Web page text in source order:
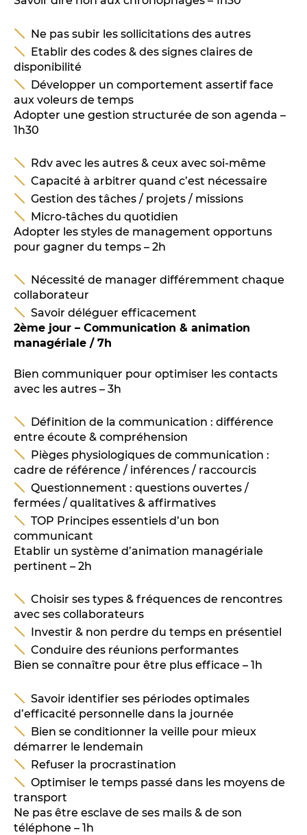
Ne pas subir les sollicitations des autres
Etablir des codes & des signes claires de
disponibilité
Développer un comportement assertif face
aux voleurs de temps
Adopter une gestion structurée de son agenda –
1h30
Rdv avec les autres & ceux avec soi-même
Capacité à arbitrer quand c’est nécessaire
Gestion des tâches / projets / missions
Micro-tâches du quotidien
Adopter les styles de management opportuns
pour gagner du temps – 2h
Nécessité de manager différemment chaque
collaborateur
Savoir déléguer efficacement
2ème jour – Communication & animation
managériale / 7h
Bien communiquer pour optimiser les contacts
avec les autres – 3h
Définition de la communication : différence
entre écoute & compréhension
Pièges physiologiques de communication :
cadre de référence / inférences / raccourcis
Questionnement : questions ouvertes /
fermées / qualitatives & affirmatives
TOP Principes essentiels d’un bon
communicant
Etablir un système d’animation managériale
pertinent – 2h
Choisir ses types & fréquences de rencontres
avec ses collaborateurs
Investir & non perdre du temps en présentiel
Conduire des réunions performantes
Bien se connaître pour être plus efficace – 1h
Savoir identifier ses périodes optimales
d’efficacité personnelle dans la journée
Bien se conditionner la veille pour mieux
démarrer le lendemain
Refuser la procrastination
Optimiser le temps passé dans les moyens de
transport
Ne pas être esclave de ses mails & de son
téléphone – 1h